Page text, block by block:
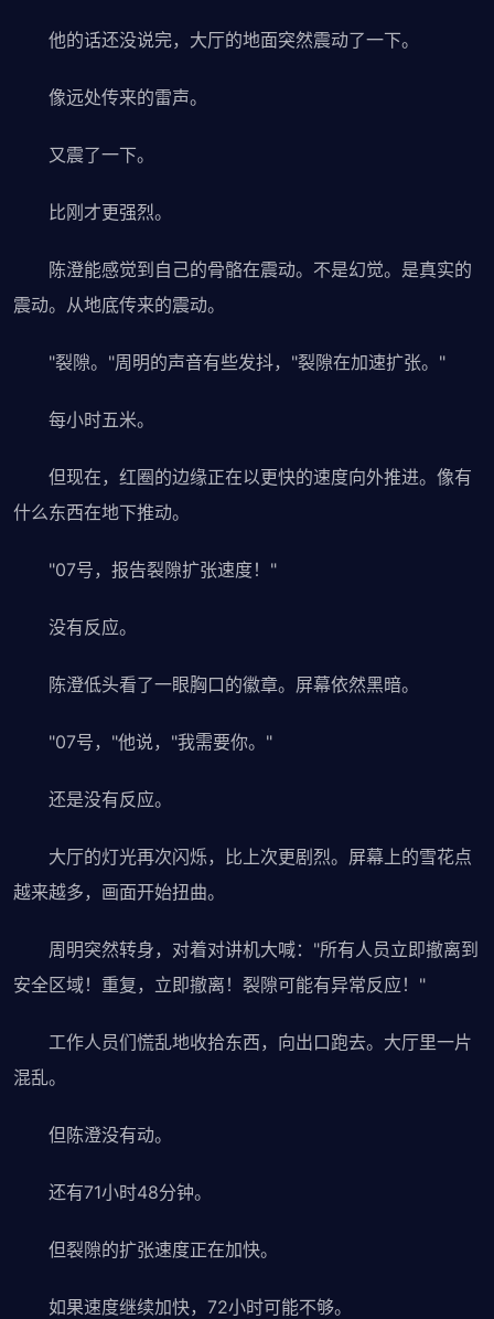
他的话还没说完，大厅的地面突然震动了一下。
像远处传来的雷声。
又震了一下。
比刚才更强烈。
陈澄能感觉到自己的骨骼在震动。不是幻觉。是真实的
震动。从地底传来的震动。
"裂隙。"周明的声音有些发抖，"裂隙在加速扩张。"
每小时五米。
但现在，红圈的边缘正在以更快的速度向外推进。像有
什么东西在地下推动。
"07号，报告裂隙扩张速度！"
没有反应。
陈澄低头看了一眼胸口的徽章。屏幕依然黑暗。
"07号，"他说，"我需要你。"
还是没有反应。
大厅的灯光再次闪烁，比上次更剧烈。屏幕上的雪花点
越来越多，画面开始扭曲。
周明突然转身，对着对讲机大喊："所有人员立即撤离到
安全区域！重复，立即撤离！裂隙可能有异常反应！"
工作人员们慌乱地收拾东西，向出口跑去。大厅里一片
混乱。
但陈澄没有动。
还有71小时48分钟。
但裂隙的扩张速度正在加快。
如果速度继续加快，72小时可能不够。